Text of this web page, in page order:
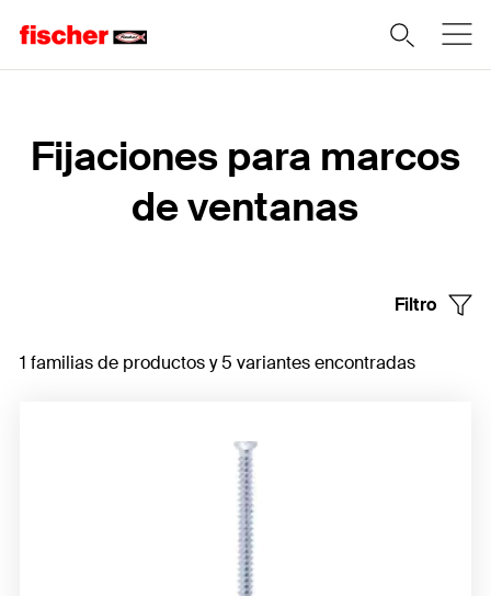
Fijaciones para marcos
de ventanas
Filtro
1 familias de productos y 5 variantes encontradas